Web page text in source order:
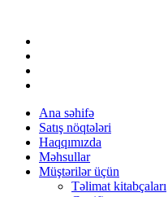
Ana səhifə
Satış nöqtələri
Haqqımızda
Məhsullar
Müştərilər üçün
Təlimat kitabçaları